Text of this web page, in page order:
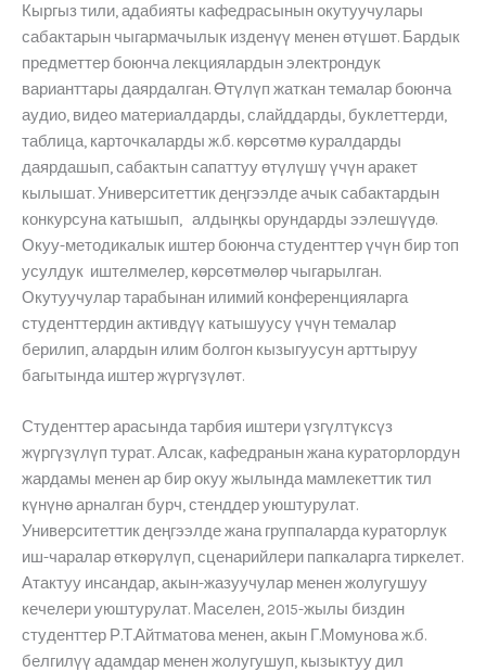
Кыргыз тили, адабияты кафедрасынын окутуучулары
сабактарын чыгармачылык изденүү менен өтүшөт. Бардык
предметтер боюнча лекциялардын электрондук
варианттары даярдалган. Өтүлүп жаткан темалар боюнча
аудио, видео материалдарды, слайддарды, буклеттерди,
таблица, карточкаларды ж.б. көрсөтмө куралдарды
даярдашып, сабактын сапаттуу өтүлүшү үчүн аракет
кылышат. Университеттик деңгээлде ачык сабактардын
конкурсуна катышып, алдыңкы орундарды ээлешүүдө.
Окуу-методикалык иштер боюнча студенттер үчүн бир топ
усулдук иштелмелер, көрсөтмөлөр чыгарылган.
Окутуучулар тарабынан илимий конференцияларга
студенттердин активдүү катышуусу үчүн темалар
берилип, алардын илим болгон кызыгуусун арттыруу
багытында иштер жүргүзүлөт.
Студенттер арасында тарбия иштери үзгүлтүксүз
жүргүзүлүп турат. Алсак, кафедранын жана кураторлордун
жардамы менен ар бир окуу жылында мамлекеттик тил
күнүнө арналган бурч, стенддер уюштурулат.
Университеттик деңгээлде жана группаларда кураторлук
иш-чаралар өткөрүлүп, сценарийлери папкаларга тиркелет.
Атактуу инсандар, акын-жазуучулар менен жолугушуу
кечелери уюштурулат. Маселен, 2015-жылы биздин
студенттер Р.Т.Айтматова менен, акын Г.Момунова ж.б.
белгилүү адамдар менен жолугушуп, кызыктуу дил